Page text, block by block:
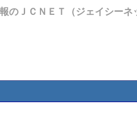
のＪＣＮＥＴ（ジェイシーネ